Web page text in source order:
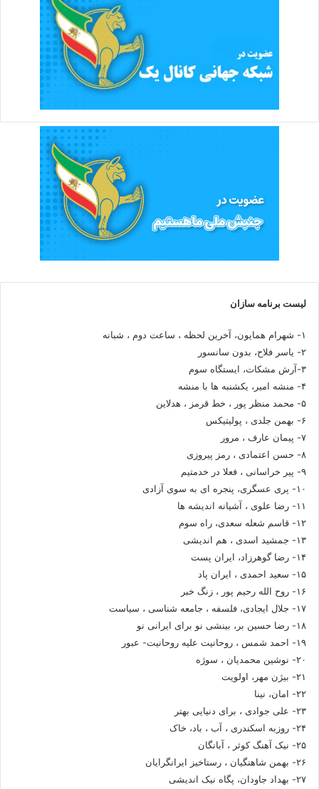
لیست برنامه سازان
۱- شهرام همایون، آخرین لحظه ، ساعت دوم ، شبانه
۲- یاسر فلاح، بدون سانسور
۳-آرش مشکات، ایستگاه سوم
۴- منشه امیر، یکشنبه ها با منشه
۵- محمد منظر پور ، خط قرمز ، هدلاین
۶- بهمن جلدی ، پولیتیکس
۷- پیمان عارف ، مرور
۸- حسن اعتمادی ، رمز پیروزی
۹- پیر خراسانی ، فعلا در خدمتیم
۱۰- پری عسگری، پنجره ای به سوی آزادی
۱۱- رضا علوی ، آشیانه اندیشه ها
۱۲- قاسم شعله سعدی، راه سوم
۱۳- جمشید اسدی ، هم اندیشی
۱۴- رضا گوهرزاد، ایران پست
۱۵- سعید احمدی ، ایران پاد
۱۶- روح الله رحیم پور ، زنگ خبر
۱۷- جلال ایجادی، فلسفه ، جامعه شناسی ، سیاست
۱۸- رضا حسین بر، بینشی نو برای ایرانی نو
۱۹- احمد شمس ، روحانیت علیه روحانیت- عبور
۲۰- نوشین محمدیان ، سوژه
۲۱- بیژن مهر، اولویت
۲۲- امان، نینا
۲۳- علی جوادی ، برای دنیایی بهتر
۲۴- روزبه اسکندری ، آب ، باد، خاک
۲۵- نیک آهنگ کوثر ، آبانگان
۲۶- بهمن شاهنگیان ، رستاخیز ایرانگرایان
۲۷- بهداد جاودان، پگاه نیک اندیشی